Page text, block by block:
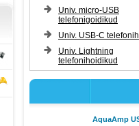
Univ. micro-USB
telefonigoidikud
Univ. USB-C
Univ. Lightning
telefonihoidikud
AquaAmp